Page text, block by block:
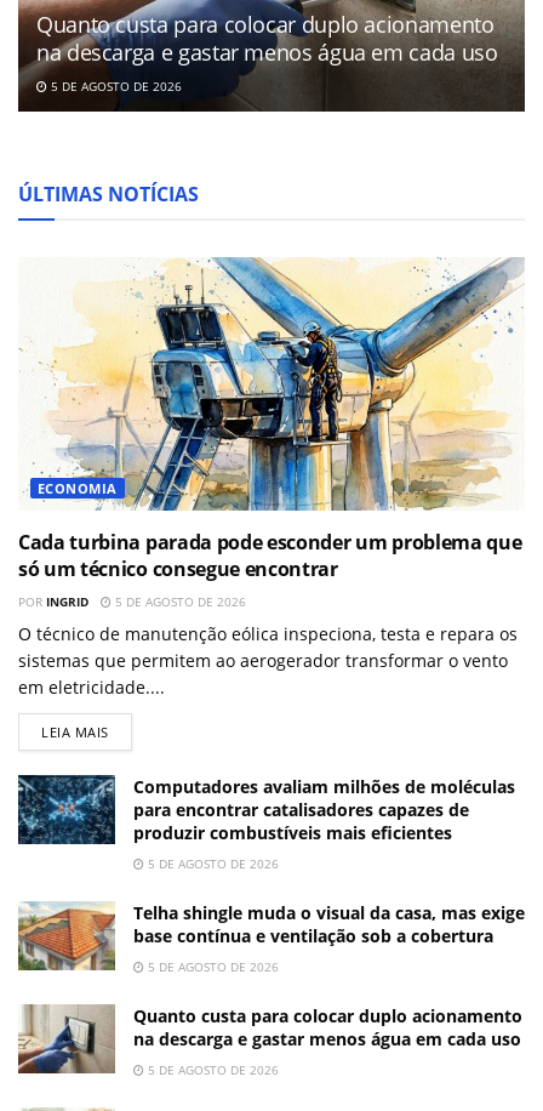
Quanto custa para colocar duplo acionamento
na descarga e gastar menos água em cada uso
5 DE AGOSTO DE 2026
ÚLTIMAS NOTÍCIAS
ECONOMIA
Cada turbina parada pode esconder um problema que
só um técnico consegue encontrar
POR INGRID 5 DE AGOSTO DE 2026
O técnico de manutenção eólica inspeciona, testa e repara os
sistemas que permitem ao aerogerador transformar o vento
em eletricidade....
LEIA MAIS
Computadores avaliam milhões de moléculas
para encontrar catalisadores capazes de
produzir combustíveis mais eficientes
5 DE AGOSTO DE 2026
Telha shingle muda o visual da casa, mas exige
base contínua e ventilação sob a cobertura
5 DE AGOSTO DE 2026
Quanto custa para colocar duplo acionamento
na descarga e gastar menos água em cada uso
5 DE AGOSTO DE 2026